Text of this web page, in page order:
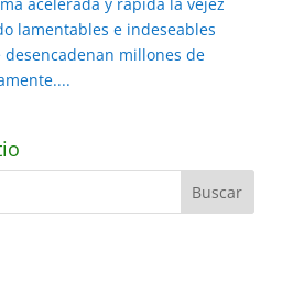
lamentables e indeseables
millones de